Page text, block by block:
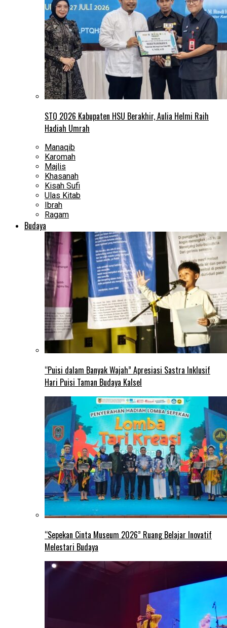
STQ 2026 Kabupaten HSU Berakhir, Aulia Helmi Raih
Hadiah Umrah
Manaqib
Karomah
Majlis
Khasanah
Kisah Sufi
Ulas Kitab
Ibrah
Ragam
Budaya
“Puisi dalam Banyak Wajah” Apresiasi Sastra Inklusif
Hari Puisi Taman Budaya Kalsel
“Sepekan Cinta Museum 2026” Ruang Belajar Inovatif
Melestari Budaya